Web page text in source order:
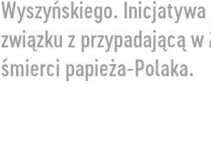
Wyszyńskiego.
związku z przypadającą
śmierci papieża-Polaka.